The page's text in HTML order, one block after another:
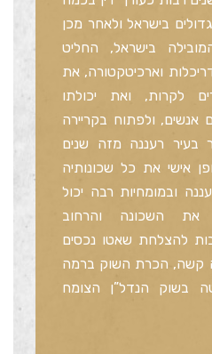
בישראל ולאחר מכן
בישראל, החליט
וארכיטקטורה, את
לקרות, ואת יכולתו
אנשים, ולפתוח בקריירה
בעיר רעננה מזה שנים
אישי את כל שכונותיה
ובמומחיות רבה יכול
את השכונה והרחוב
להצלחת שאטו נכסים
קשה, הכרת השוק ברמה
בשוק הנדל”ן הצומח